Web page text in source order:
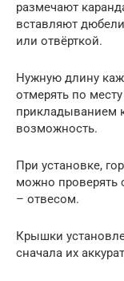
размечают
вставляют
или отвёрткой.
Нужную длину
отмерять по
прикладыванием
возможность.
При установке,
можно проверять
– отвесом.
Крышки
сначала их